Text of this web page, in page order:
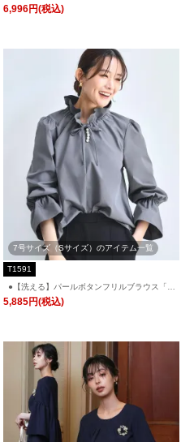
82」/ 学校行事・通勤・ビジネス・オフィス
6,996円(税込)
7号サイズ（Sサイズ）のアイテム一覧
T1591
●【洗える】パールボタンフリルブラウス「T
1591」/ 学校行事・通勤・ビジネス・オフィ
5,885円(税込)